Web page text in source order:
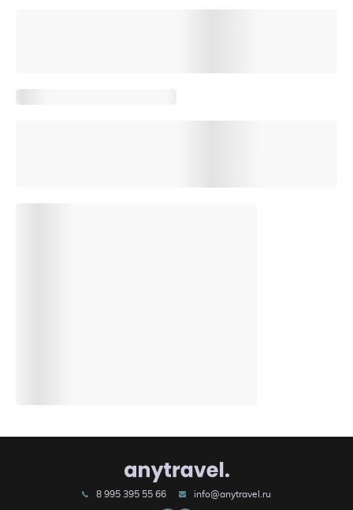
8 995 395 55 66 info@anytravel.ru